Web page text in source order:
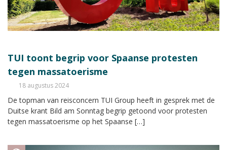
TUI toont begrip voor Spaanse protesten
tegen massatoerisme
18 augustus 2024
De topman van reisconcern TUI Group heeft in gesprek met de
Duitse krant Bild am Sonntag begrip getoond voor protesten
tegen massatoerisme op het Spaanse […]